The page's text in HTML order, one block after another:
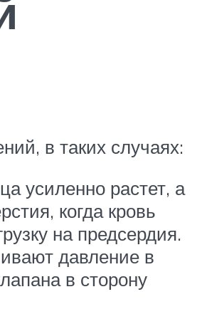
в таких случаях:
усиленно растет, а
когда кровь
на предсердия.
давление в
в сторону